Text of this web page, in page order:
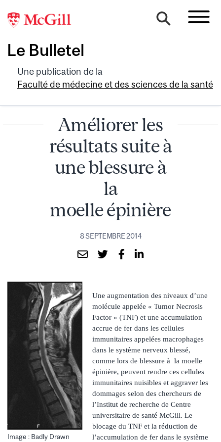
Le Bulletel
Une publication de la
Faculté de médecine et des sciences de la santé
Améliorer les
résultats suite à
une blessure à
la
moelle épinière
8 SEPTEMBRE 2014
Image : Badly Drawn
Une augmentation des niveaux d’une
molécule appelée « Tumor Necrosis
Factor » (TNF) et une accumulation
accrue de fer dans les cellules
immunitaires appelées macrophages
dans le système nerveux blessé,
comme lors de blessure à la moelle
épinière, peuvent rendre ces cellules
immunitaires nuisibles et aggraver les
dommages selon des chercheurs de
l’Institut de recherche de Centre
universitaire de santé McGill. Le
blocage du TNF et la réduction de
l’accumulation de fer dans le système